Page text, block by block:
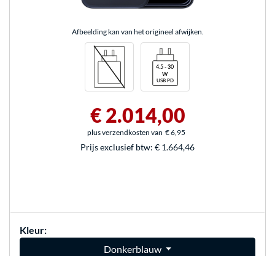
Afbeelding kan van het origineel afwijken.
€ 2.014,00
plus verzendkosten van € 6,95
Prijs exclusief btw: € 1.664,46
Kleur:
Donkerblauw